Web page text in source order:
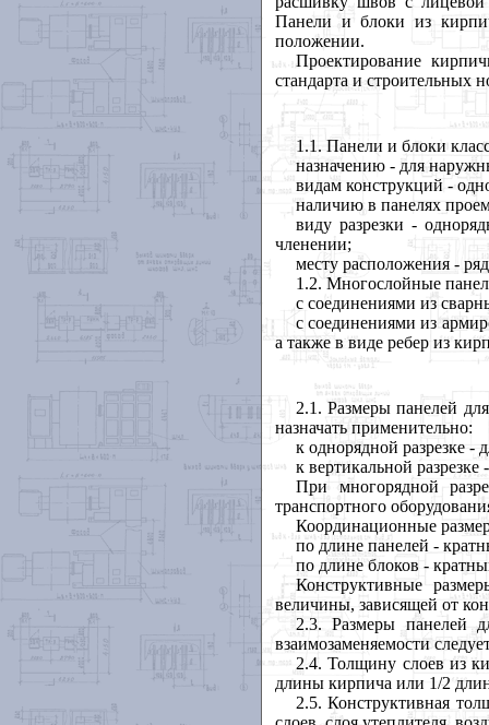
Панели и блоки из
положении.
Проектирование
стандарта и строительных
1.1 . Панели и блоки
назначению - для
видам конструкций -
наличию в панелях
виду разрезки -
членении;
месту расположения -
1.2. Многослойные
с соединениями из
с соединениями из
а также в виде ребер из
2.1 . Размеры панелей
назначать применительно:
к однорядной разрезке
к вертикальной
При многорядной
транспортного
Координационные
по длине панелей -
по длине блоков -
Конструктивные
величины, зависящей от
2.3. Размеры панелей
взаимозаменяемости
2.4. Толщину слоев из
длины кирпича или 1/2
2.5. Конструктивная